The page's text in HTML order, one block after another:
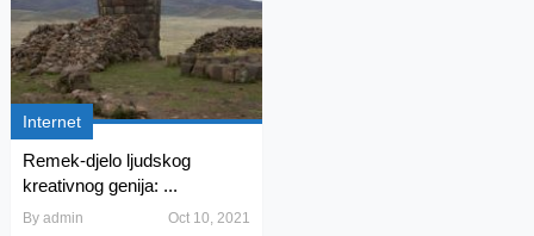
Internet
Remek-djelo ljudskog
kreativnog genija: ...
By admin Oct 10, 2021